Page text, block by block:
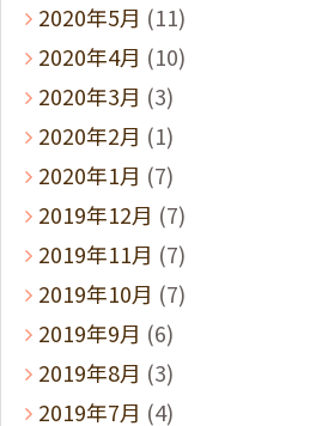
2020年5月 (11)
2020年4月 (10)
2020年3月 (3)
2020年2月 (1)
2020年1月 (7)
2019年12月 (7)
2019年11月 (7)
2019年10月 (7)
2019年9月 (6)
2019年8月 (3)
2019年7月 (4)